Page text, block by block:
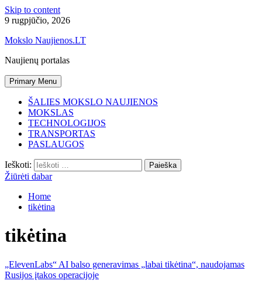
Skip to content
9 rugpjūčio, 2026
Mokslo Naujienos.LT
Naujienų portalas
Primary Menu
ŠALIES MOKSLO NAUJIENOS
MOKSLAS
TECHNOLOGIJOS
TRANSPORTAS
PASLAUGOS
Ieškoti:
Žiūrėti dabar
Home
tikėtina
tikėtina
„ElevenLabs“ AI balso generavimas „labai tikėtina“, naudojamas
Rusijos įtakos operacijoje